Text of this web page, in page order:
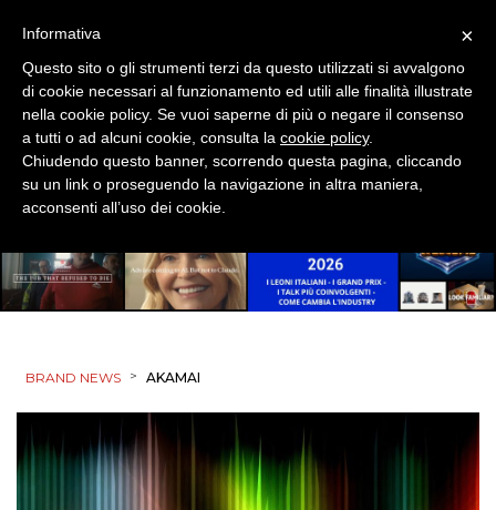
BRAND NEWS > AKAMAI
×
Informativa
Questo sito o gli strumenti terzi da questo utilizzati si avvalgono
di cookie necessari al funzionamento ed utili alle finalità illustrate
nella cookie policy. Se vuoi saperne di più o negare il consenso
a tutti o ad alcuni cookie, consulta la cookie policy.
Chiudendo questo banner, scorrendo questa pagina, cliccando
su un link o proseguendo la navigazione in altra maniera,
acconsenti all’uso dei cookie.